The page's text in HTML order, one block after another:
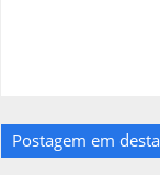
Postagem em